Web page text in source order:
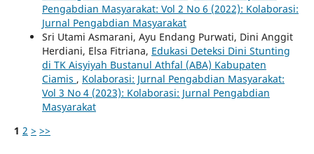
Pengabdian Masyarakat: Vol 2 No 6 (2022): Kolaborasi:
Jurnal Pengabdian Masyarakat
Sri Utami Asmarani, Ayu Endang Purwati, Dini Anggit
Herdiani, Elsa Fitriana, Edukasi Deteksi Dini Stunting
di TK Aisyiyah Bustanul Athfal (ABA) Kabupaten
Ciamis , Kolaborasi: Jurnal Pengabdian Masyarakat:
Vol 3 No 4 (2023): Kolaborasi: Jurnal Pengabdian
Masyarakat
1 2 > >>